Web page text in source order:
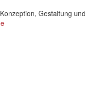
Gestaltung und